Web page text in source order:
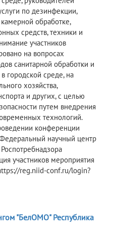
по дезинфекции,
обработке,
средств, техники и
участников
на вопросах
санитарной обработки и
городской среде, на
хозяйства,
и других, с целью
путем внедрения
технологий.
конференции
научный центр
участников мероприятия
reg.niid-conf.ru/login?
"БелОМО" Республика